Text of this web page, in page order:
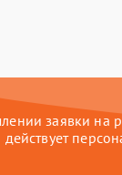
заявки на
действует